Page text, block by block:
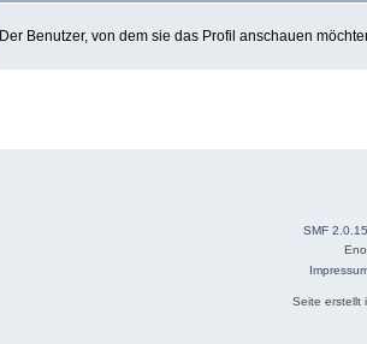
Der Benutzer, von dem sie das Profil anschauen
SMF 2.0.15
Seite erstellt